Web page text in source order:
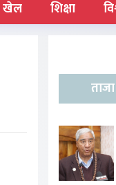
खेल शिक्षा
ताजा